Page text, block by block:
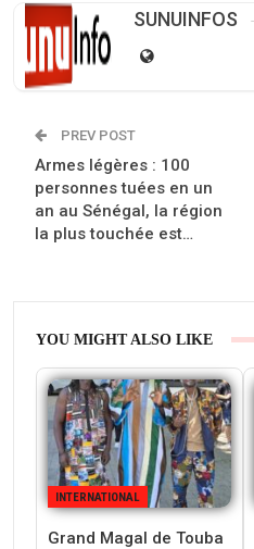
SUNUINFOS
PREV POST
Armes légères : 100
personnes tuées en un
an au Sénégal, la région
la plus touchée est…
YOU MIGHT ALSO LIKE
INTERNATIONAL
Grand Magal de Touba